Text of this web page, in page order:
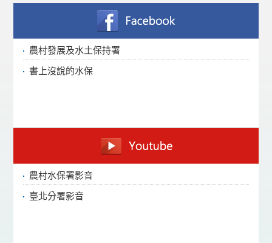
農村發展及水土保持署
書上沒說的水保
農村水保署影音
臺北分署影音